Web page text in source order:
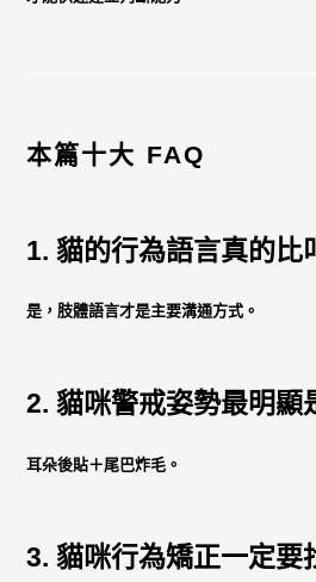
本篇十大 FAQ
1. 貓的行為語言真的比
是，肢體語言才是主要溝通方式。
2. 貓咪警戒姿勢最明顯
耳朵後貼＋尾巴炸毛。
3. 貓咪行為矯正一定要